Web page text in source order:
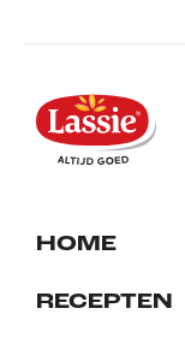
HOME
RECEPTEN